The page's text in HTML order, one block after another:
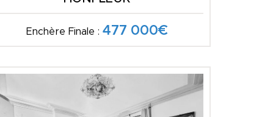
Enchère Finale :477 000€